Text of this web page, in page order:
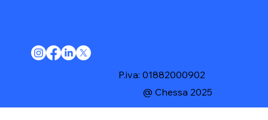
P.iva: 01882000902
@ Chessa 2025